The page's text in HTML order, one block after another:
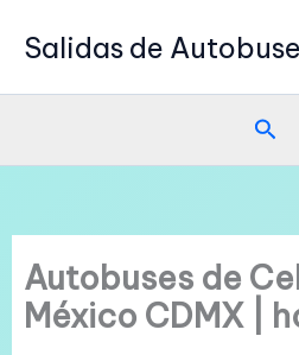
Salidas de
Autobuses de
México CDMX |